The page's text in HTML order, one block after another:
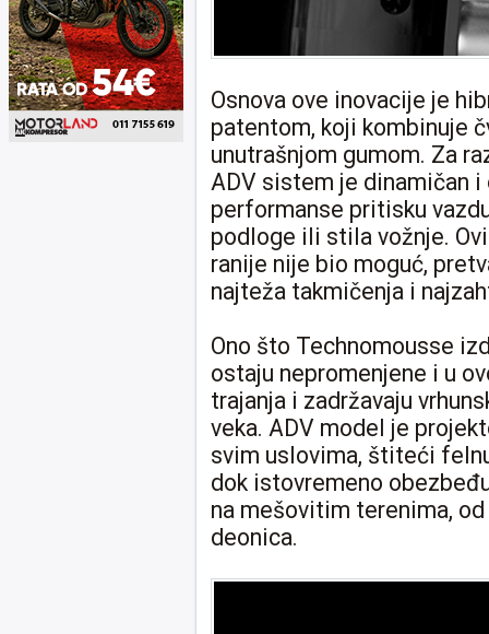
Osnova ove inovacije je
patentom, koji kombinuje
unutrašnjom gumom. Za
ADV sistem je dinamičan
performanse pritisku
podloge ili stila vožnje.
ranije nije bio moguć,
najteža takmičenja i
Ono što Technomousse
ostaju nepromenjene i u
trajanja i zadržavaju
veka. ADV model je
svim uslovima, štiteći
dok istovremeno
na mešovitim terenima,
deonica.